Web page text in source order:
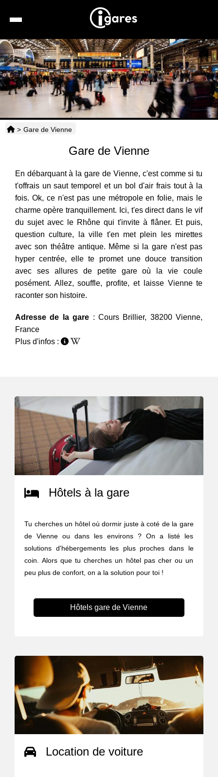
Recherche
Location de voiture
Hôtels
> Gare de Vienne
Gare de Vienne
En débarquant à la gare de Vienne, c'est comme si tu
t'offrais un saut temporel et un bol d'air frais tout à la
fois. Ok, ce n'est pas une métropole en folie, mais le
charme opère tranquillement. Ici, t'es direct dans le vif
du sujet avec le Rhône qui t'invite à flâner. Et puis,
question culture, la ville t'en met plein les mirettes
avec son théâtre antique. Même si la gare n'est pas
hyper centrée, elle te promet une douce transition
avec ses allures de petite gare où la vie coule
posément. Allez, souffle, profite, et laisse Vienne te
raconter son histoire.
Adresse de la gare : Cours Brillier, 38200 Vienne,
France
Plus d'infos :
Hôtels à la gare
Tu cherches un hôtel où dormir juste à coté de la gare
de Vienne ou dans les environs ? On a listé les
solutions d'hébergements les plus proches dans le
coin. Alors que tu cherches un hôtel pas cher ou un
peu plus de confort, on a la solution pour toi !
Hôtels gare de Vienne
Location de voiture